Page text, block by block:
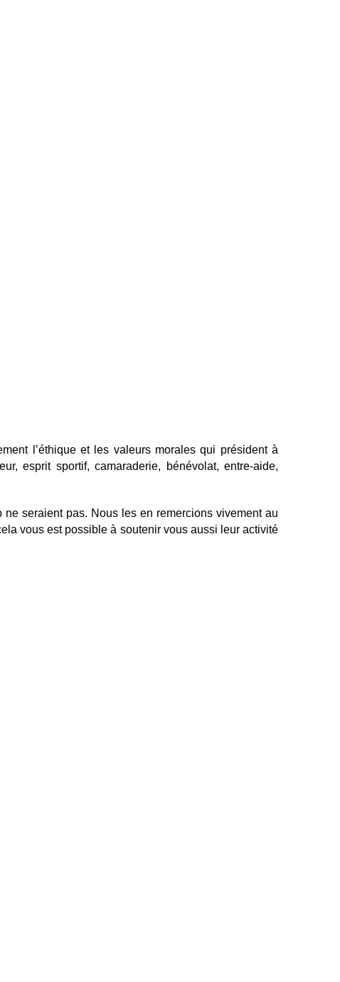
l’éthique et les valeurs morales qui président à
esprit sportif, camaraderie, bénévolat, entre-aide,
seraient pas. Nous les en remercions vivement au
vous est possible à soutenir vous aussi leur activité